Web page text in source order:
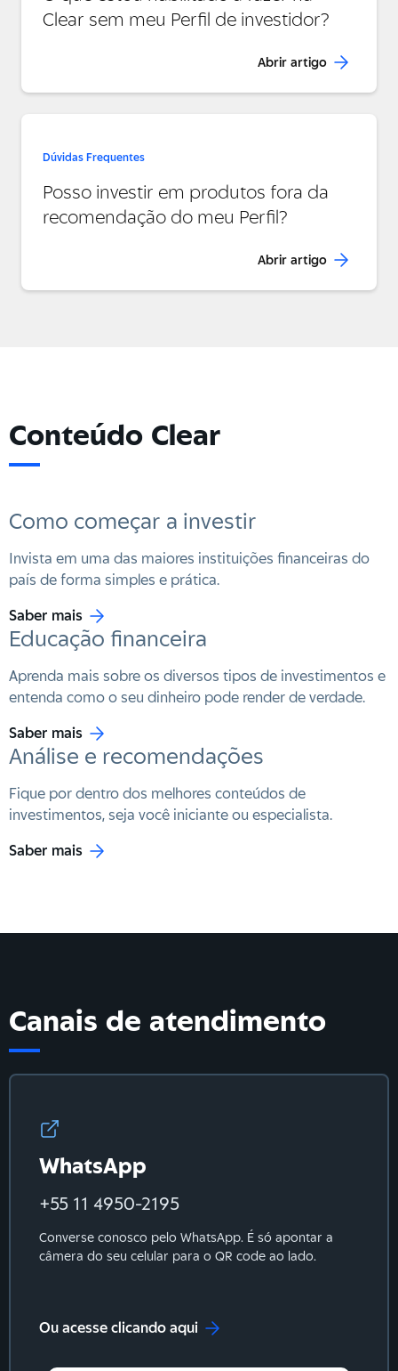
Clear sem meu Perfil de investidor?
Abrir artigo
Dúvidas Frequentes
Posso investir em produtos fora da
recomendação do meu Perfil?
Abrir artigo
Conteúdo Clear
Como começar a investir
Invista em uma das maiores instituições financeiras do
país de forma simples e prática.
Saber mais
Educação financeira
Aprenda mais sobre os diversos tipos de investimentos e
entenda como o seu dinheiro pode render de verdade.
Saber mais
Análise e recomendações
Fique por dentro dos melhores conteúdos de
investimentos, seja você iniciante ou especialista.
Saber mais
Canais de atendimento
WhatsApp
+55 11 4950-2195
Converse conosco pelo WhatsApp. É só apontar a
câmera do seu celular para o QR code ao lado.
Ou acesse clicando aqui